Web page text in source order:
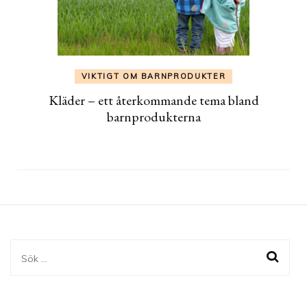
VIKTIGT OM BARNPRODUKTER
Kläder – ett återkommande tema bland
barnprodukterna
Sök